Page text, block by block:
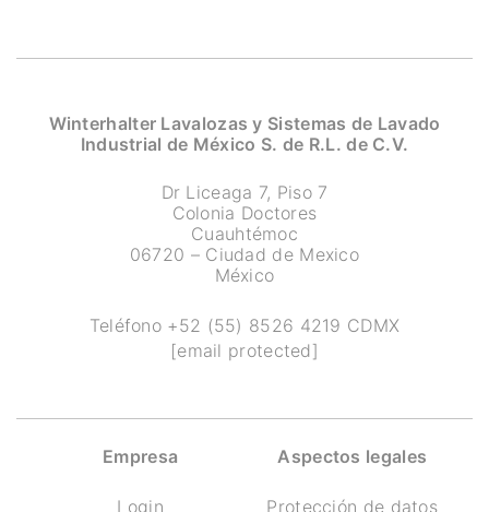
Winterhalter Lavalozas y Sistemas de Lavado
Industrial de México S. de R.L. de C.V.
Dr Liceaga 7, Piso 7
Colonia Doctores
Cuauhtémoc
06720 – Ciudad de Mexico
México
Teléfono +52 (55) 8526 4219 CDMX
[email protected]
Empresa
Login
Aspectos legales
Protección de datos